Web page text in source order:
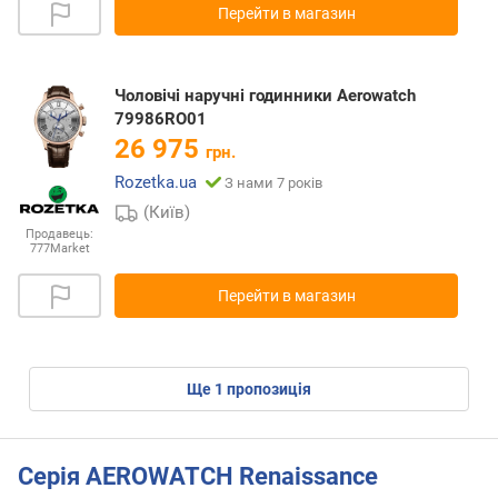
Перейти в магазин
Продавець:
777Market
Чоловічі наручні годинники Aerowatch
79986RO01
26 975 грн.
Rozetka.ua
З нами 7 років
(Київ)
Перейти в магазин
ще 1 пропозиція
Серія AEROWATCH Renaissance